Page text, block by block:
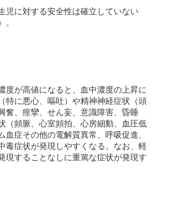
児に対する安全性は確立していない
。
度が高値になると、血中濃度の上昇に
特に悪心、嘔吐）や精神神経症状（頭
奮、痙攣、せん妄、意識障害、昏睡
（頻脈、心室頻拍、心房細動、血圧低
血症その他の電解質異常、呼吸促進、
毒症状が発現しやすくなる。なお、軽
現することなしに重篤な症状が発現す